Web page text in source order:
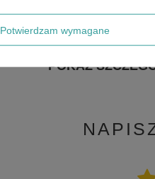
POKAŻ
Potwierdzam wymagane